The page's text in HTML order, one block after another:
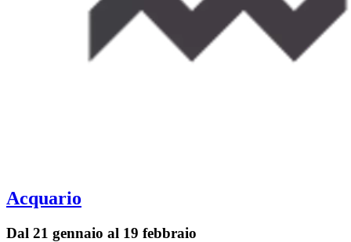
Acquario
Dal 21 gennaio al 19 febbraio